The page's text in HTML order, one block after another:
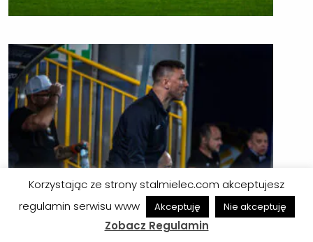
Korzystając ze strony stalmielec.com akceptujesz
regulamin serwisu www
Akceptuję Nie akceptuję
Zobacz Regulamin